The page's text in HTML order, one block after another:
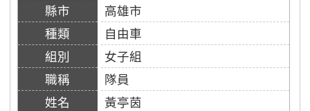
高雄市
自由車
女子組
隊員
黃亭茵